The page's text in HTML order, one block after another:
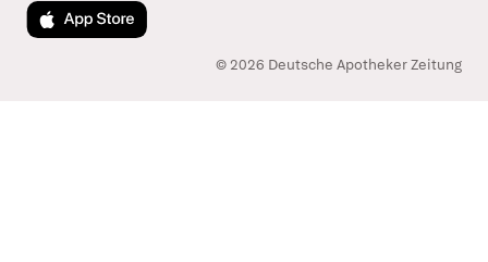
Laden im App Store
© 2026 Deutsche Apotheker Zeitung